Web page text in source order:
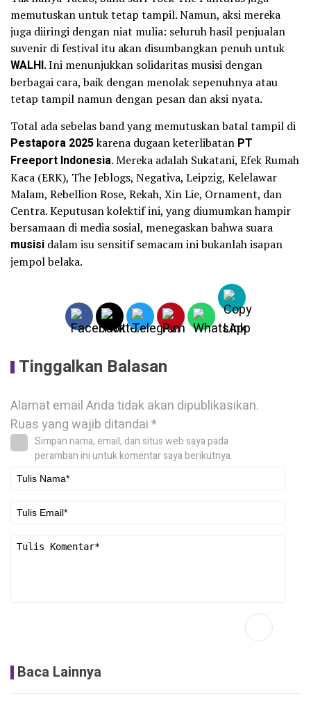
memutuskan untuk tetap tampil. Namun, aksi mereka
juga diiringi dengan niat mulia: seluruh hasil penjualan
suvenir di festival itu akan disumbangkan penuh untuk
WALHI. Ini menunjukkan solidaritas musisi dengan
berbagai cara, baik dengan menolak sepenuhnya atau
tetap tampil namun dengan pesan dan aksi nyata.
Total ada sebelas band yang memutuskan batal tampil di
Pestapora 2025karena dugaan keterlibatan PT
Freeport Indonesia. Mereka adalah Sukatani, Efek Rumah
Kaca (ERK), The Jeblogs, Negativa, Leipzig, Kelelawar
Malam, Rebellion Rose, Rekah, Xin Lie, Ornament, dan
Centra. Keputusan kolektif ini, yang diumumkan hampir
bersamaan di media sosial, menegaskan bahwa suara
musisi dalam isu sensitif semacam ini bukanlah isapan
jempol belaka.
Tinggalkan Balasan
Alamat email Anda tidak akan dipublikasikan.
Ruas yang wajib ditandai*
Simpan nama, email, dan situs web saya pada
peramban ini untuk komentar saya berikutnya.
Baca Lainnya